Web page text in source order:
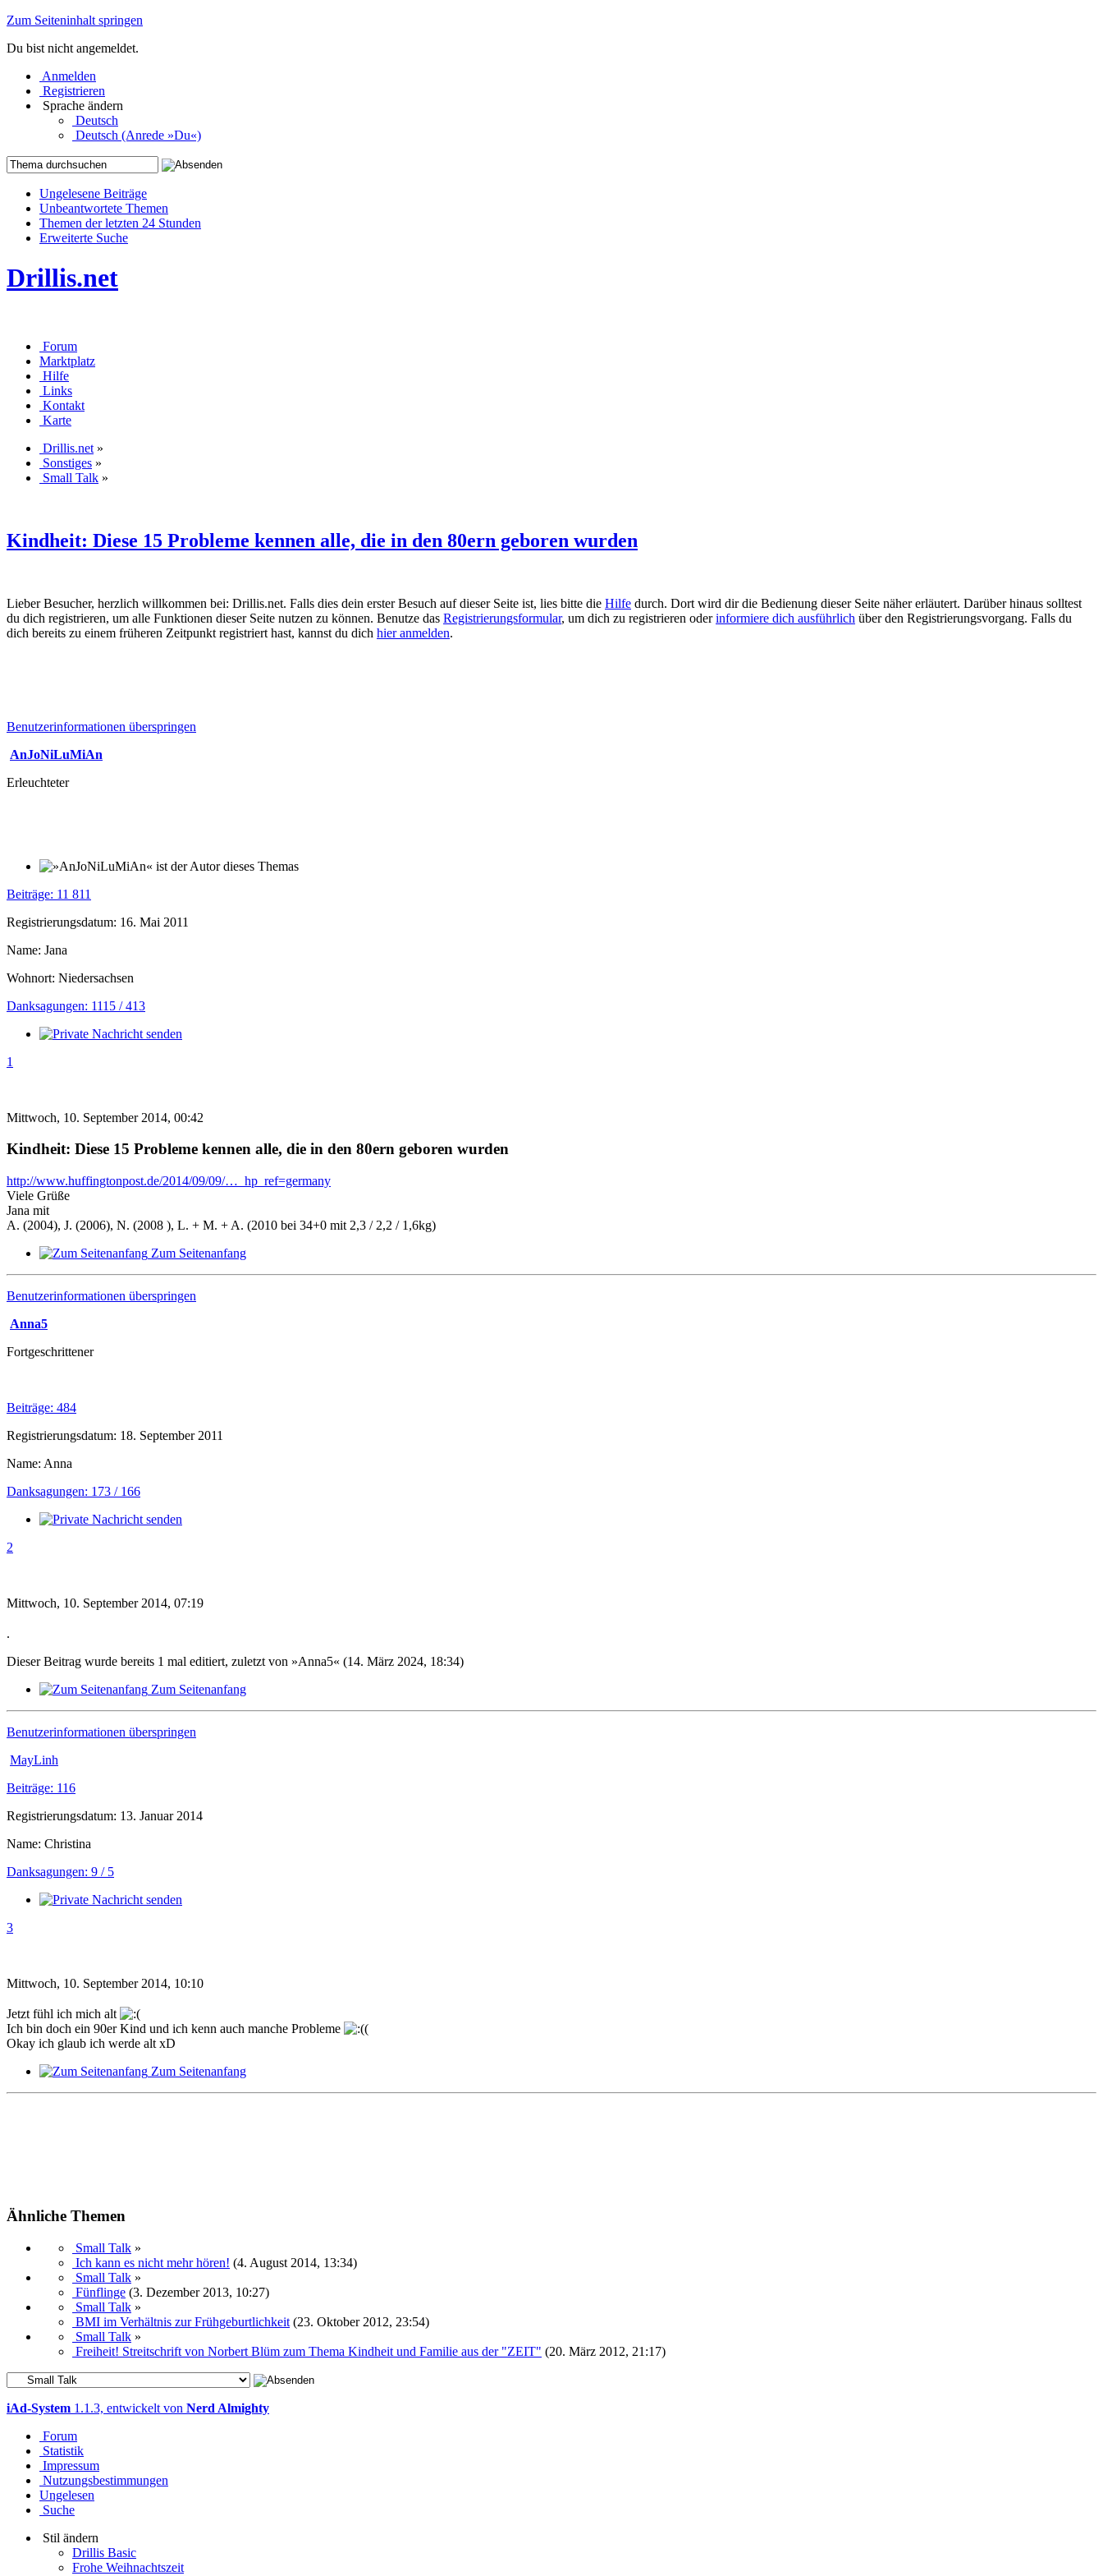
Zum Seiteninhalt springen
Du bist nicht angemeldet.
Anmelden
Registrieren
Sprache ändern
Deutsch
Deutsch (Anrede »Du«)
Ungelesene Beiträge
Unbeantwortete Themen
Themen der letzten 24 Stunden
Erweiterte Suche
Drillis.net
Forum
Marktplatz
Hilfe
Links
Kontakt
Karte
Drillis.net »
Sonstiges »
Small Talk »
Kindheit: Diese 15 Probleme kennen alle, die in den 80ern geboren wurden
Lieber Besucher, herzlich willkommen bei: Drillis.net. Falls dies dein erster Besuch auf dieser Seite ist, lies bitte die Hilfe durch. Dort wird dir die Bedienung dieser Seite näher erläutert. Darüber hinaus solltest
du dich registrieren, um alle Funktionen dieser Seite nutzen zu können. Benutze das Registrierungsformular, um dich zu registrieren oderinformiere dich ausführlich über den Registrierungsvorgang. Falls du
dich bereits zu einem früheren Zeitpunkt registriert hast, kannst du dich hier anmelden.
Benutzerinformationen überspringen
AnJoNiLuMiAn
Erleuchteter
Beiträge: 11 811
Registrierungsdatum: 16. Mai 2011
Name: Jana
Wohnort: Niedersachsen
Danksagungen: 1115 / 413
1
Mittwoch, 10. September 2014, 00:42
Kindheit: Diese 15 Probleme kennen alle, die in den 80ern geboren wurden
http://www.huffingtonpost.de/2014/09/09/…_hp_ref=germany
Viele Grüße
Jana mit
A. (2004), J. (2006), N. (2008 ), L. + M. + A. (2010 bei 34+0 mit 2,3 / 2,2 / 1,6kg)
Zum Seitenanfang
Benutzerinformationen überspringen
Anna5
Fortgeschrittener
Beiträge: 484
Registrierungsdatum: 18. September 2011
Name: Anna
Danksagungen: 173 / 166
2
Mittwoch, 10. September 2014, 07:19
.
Dieser Beitrag wurde bereits 1 mal editiert, zuletzt von »Anna5« (14. März 2024, 18:34)
Zum Seitenanfang
Benutzerinformationen überspringen
MayLinh
Beiträge: 116
Registrierungsdatum: 13. Januar 2014
Name: Christina
Danksagungen: 9 / 5
3
Mittwoch, 10. September 2014, 10:10
Jetzt fühl ich mich alt
Ich bin doch ein 90er Kind und ich kenn auch manche Probleme
(
Okay ich glaub ich werde alt xD
Zum Seitenanfang
Ähnliche Themen
Small Talk »
Ich kann es nicht mehr hören! (4. August 2014, 13:34)
Small Talk »
Fünflinge (3. Dezember 2013, 10:27)
Small Talk »
BMI im Verhältnis zur Frühgeburtlichkeit (23. Oktober 2012, 23:54)
Small Talk »
Freiheit! Streitschrift von Norbert Blüm zum Thema Kindheit und Familie aus der "ZEIT" (20. März 2012, 21:17)
iAd-System 1.1.3, entwickelt von Nerd Almighty
Forum
Statistik
Impressum
Nutzungsbestimmungen
Ungelesen
Suche
Stil ändern
Drillis Basic
Frohe Weihnachtszeit